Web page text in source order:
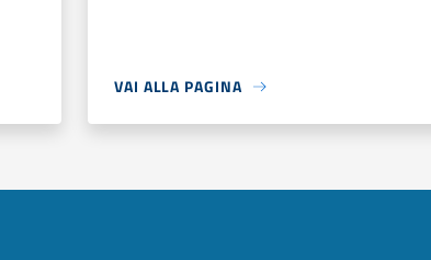
VAI ALLA PAGINA